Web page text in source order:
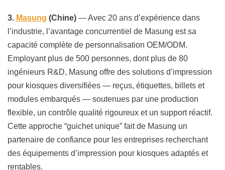
3. Masung (Chine) — Avec 20 ans d’expérience dans
l’industrie, l’avantage concurrentiel de Masung est sa
capacité complète de personnalisation OEM/ODM.
Employant plus de 500 personnes, dont plus de 80
ingénieurs R&D, Masung offre des solutions d’impression
pour kiosques diversifiées — reçus, étiquettes, billets et
modules embarqués — soutenues par une production
flexible, un contrôle qualité rigoureux et un support réactif.
Cette approche “guichet unique” fait de Masung un
partenaire de confiance pour les entreprises recherchant
des équipements d’impression pour kiosques adaptés et
rentables.